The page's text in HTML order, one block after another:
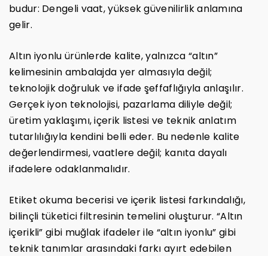
budur: Dengeli vaat, yüksek güvenilirlik anlamına
gelir.
Altın iyonlu ürünlerde kalite, yalnızca “altın”
kelimesinin ambalajda yer almasıyla değil;
teknolojik doğruluk ve ifade şeffaflığıyla anlaşılır.
Gerçek iyon teknolojisi, pazarlama diliyle değil;
üretim yaklaşımı, içerik listesi ve teknik anlatım
tutarlılığıyla kendini belli eder. Bu nedenle kalite
değerlendirmesi, vaatlere değil; kanıta dayalı
ifadelere odaklanmalıdır.
Etiket okuma becerisi ve içerik listesi farkındalığı,
bilinçli tüketici filtresinin temelini oluşturur. “Altın
içerikli” gibi muğlak ifadeler ile “altın iyonlu” gibi
teknik tanımlar arasındaki farkı ayırt edebilen